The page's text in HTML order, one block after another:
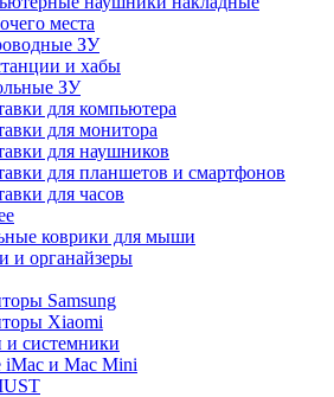
места
ЗУ
и хабы
ЗУ
для компьютера
для монитора
для наушников
для планшетов и смартфонов
для часов
коврики для мыши
и органайзеры
Samsung
Xiaomi
системники
iMac и Mac Mini